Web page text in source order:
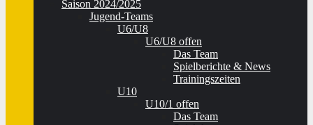
Saison 2024/2025
Jugend-Teams
U6/U8
U6/U8 offen
Das Team
Spielberichte & News
Trainingszeiten
U10
U10/1 offen
Das Team